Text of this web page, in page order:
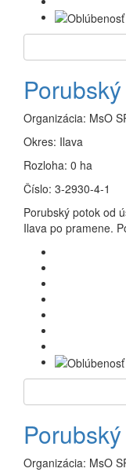
Organizácia: MsO
Okres: Ilava
Rozloha: 0 ha
Číslo: 3-2930-4-1
Porubský potok od
Ilava po pramene.
Organizácia: MsO